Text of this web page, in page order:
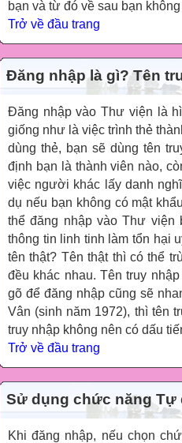
bạn và từ đó về sau bạn
Trở về đầu trang
Đăng nhập là gì? Tên
Đăng nhập vào Thư viện là
giống như là việc trình thẻ
dùng thẻ, bạn sẽ dùng tên
định bạn là thành viên nào,
việc người khác lấy danh
dụ nếu bạn không có mật
thể đăng nhập vào Thư viện
thông tin linh tinh làm tổn hại
tên thật? Tên thật thì có thể
đều khác nhau. Tên truy
gõ để đăng nhập cũng sẽ
Vân (sinh năm 1972), thì tên
truy nhập không nên có dấu
Trở về đầu trang
Sử dụng chức năng Tự
Khi đăng nhập, nếu chọn